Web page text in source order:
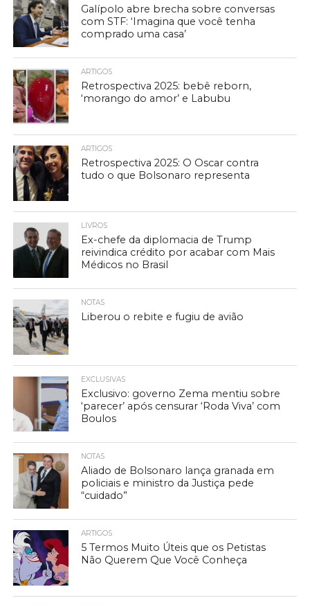
Galípolo abre brecha sobre conversas
com STF: ‘Imagina que você tenha
comprado uma casa’
ARTIGOS
Retrospectiva 2025: bebê reborn,
‘morango do amor’ e Labubu
ARTIGOS
Retrospectiva 2025: O Oscar contra
tudo o que Bolsonaro representa
LIVROS
Ex-chefe da diplomacia de Trump
reivindica crédito por acabar com Mais
Médicos no Brasil
NOTAS
Liberou o rebite e fugiu de avião
EXCLUSIVAS
Exclusivo: governo Zema mentiu sobre
‘parecer’ após censurar ‘Roda Viva’ com
Boulos
NOTAS
Aliado de Bolsonaro lança granada em
policiais e ministro da Justiça pede
“cuidado”
ARTIGOS
5 Termos Muito Úteis que os Petistas
Não Querem Que Você Conheça